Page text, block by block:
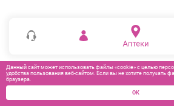
Данный сайт может использовать файлы «cookie» с целью
удобства пользования веб-сайтом. Если вы не хотите получать
браузера.
ОК